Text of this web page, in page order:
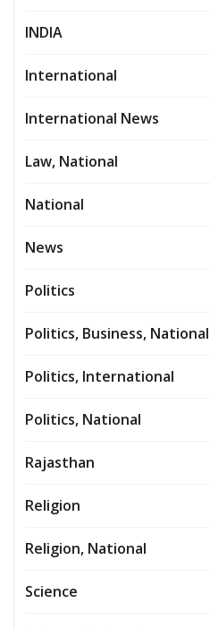
INDIA
International
International News
Law, National
National
News
Politics
Politics, Business, National
Politics, International
Politics, National
Rajasthan
Religion
Religion, National
Science